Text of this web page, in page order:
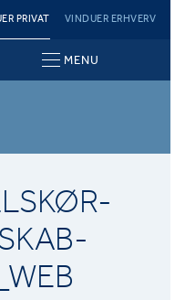
PRIVAT VINDUER ERHVERV
MENU